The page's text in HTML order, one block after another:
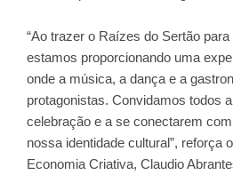
“Ao trazer o Raízes do Sertão
estamos proporcionando uma
onde a música, a dança e a
protagonistas. Convidamos todos
celebração e a se conectarem
nossa identidade cultural”, reforça
Economia Criativa, Claudio